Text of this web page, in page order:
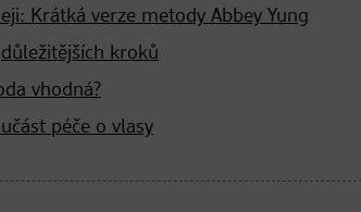
Krátká verze metody Abbey Yung
kroků
vhodná?
péče o vlasy